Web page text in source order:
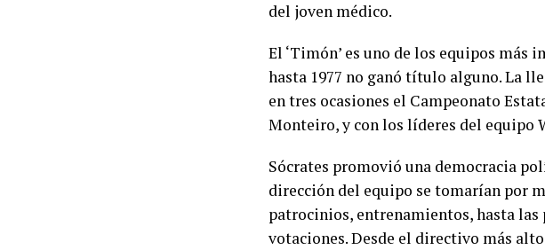
del joven médico.
El ‘Timón’ es uno de los equipos más
hasta 1977 no ganó título alguno. La
en tres ocasiones el Campeonato
Monteiro, y con los líderes del equipo
Sócrates promovió una democracia
dirección del equipo se tomarían por
patrocinios, entrenamientos, hasta las
votaciones. Desde el directivo más